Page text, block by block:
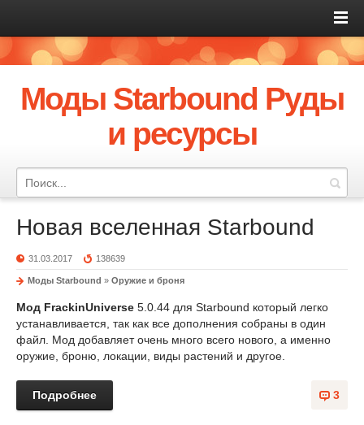
Моды Starbound Руды
и ресурсы
Новая вселенная Starbound
31.03.2017 138639
Моды Starbound » Оружие и броня
Мод FrackinUniverse 5.0.44 для Starbound который легко
устанавливается, так как все дополнения собраны в один
файл. Мод добавляет очень много всего нового, а именно
оружие, броню, локации, виды растений и другое.
3
Подробнее